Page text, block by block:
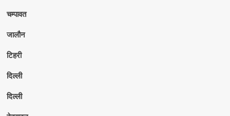
चम्पावत
जालौन
टिहरी
दिल्ली
दिल्ली